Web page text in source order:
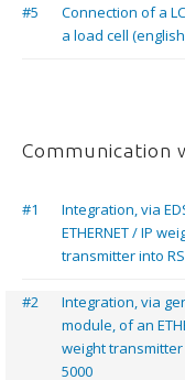
#5
Connection of a
a load cell
Communication
#1
Integration, via
ETHERNET / IP
transmitter into
#2
Integration, via
module, of an
weight transmitter
5000